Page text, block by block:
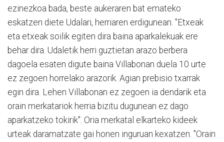
ezinezkoa bada, beste aukeraren bat emateko
eskatzen diete Udalari, herriaren erdigunean. "Etxeak
eta etxeak soilik egiten dira baina aparkalekuak ere
behar dira. Udaletik herri guztietan arazo berbera
dagoela esaten digute baina Villabonan duela 10 urte
ez zegoen horrelako arazorik. Agian prebisio txarrak
egin dira. Lehen Villabonan ez zegoen ia dendarik eta
orain merkatariok herria bizitu dugunean ez dago
aparkatzeko tokirik". Oria merkatal elkarteko kideek
urteak daramatzate gai honen inguruan kexatzen. "Orain